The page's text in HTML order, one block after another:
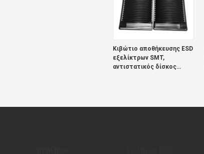
Κιβώτιο αποθήκευσης ESD
εξελίκτρων SMT,
αντιστατικός δίσκος